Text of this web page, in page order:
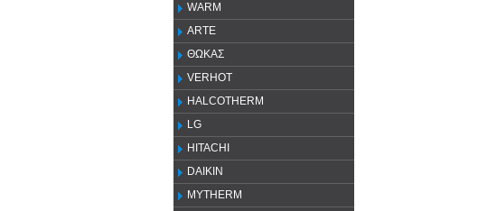
WARM
ARTE
ΘΩΚΑΣ
VERHOT
HALCOTHERM
LG
HITACHI
DAIKIN
MYTHERM